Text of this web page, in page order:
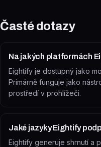
Časté dotazy
Na jakých platformách
Eightify je dostupný jako
Primárně funguje jako
prostředí v prohlížeči.
Jaké jazyky Eightify
Eightify generuje shrnutí a